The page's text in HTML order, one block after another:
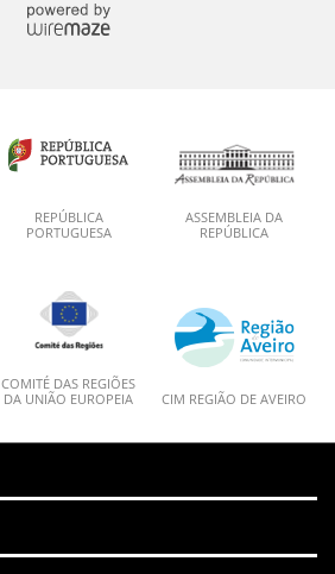
REPÚBLICA
PORTUGUESA
ASSEMBLEIA DA
REPÚBLICA
COMITÉ DAS REGIÕES
DA UNIÃO EUROPEIA
CIM REGIÃO DE AVEIRO